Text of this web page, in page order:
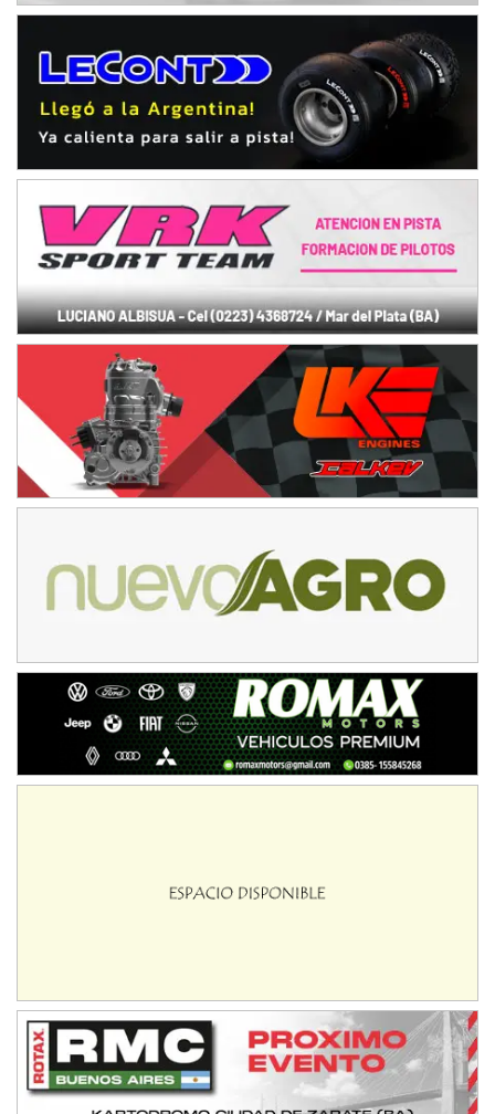
Ciudad de Avellaneda (Asfalto)
SUR SANTAFESINO - F4
José Samuel Sánchez (Tierra)
Rufino (Santa Fe)
TUCUMANO - F5
Juan Navarro (Asfalto)